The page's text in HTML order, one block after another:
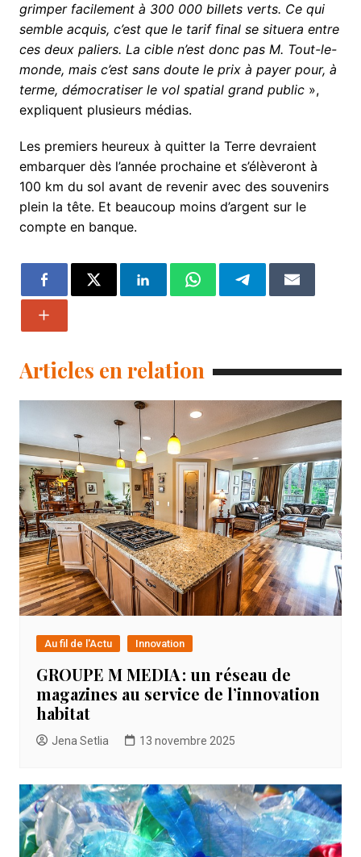
grimper facilement à 300 000 billets verts. Ce qui
semble acquis, c’est que le tarif final se situera entre
ces deux paliers. La cible n’est donc pas M. Tout-le-
monde, mais c’est sans doute le prix à payer pour, à
terme, démocratiser le vol spatial grand public »,
expliquent plusieurs médias.
Les premiers heureux à quitter la Terre devraient
embarquer dès l’année prochaine et s’élèveront à
100 km du sol avant de revenir avec des souvenirs
plein la tête. Et beaucoup moins d’argent sur le
compte en banque.
Articles en relation
Au fil de l'Actu Innovation
GROUPE M MEDIA : un réseau de
magazines au service de l’innovation
habitat
Jena Setlia 13 novembre 2025